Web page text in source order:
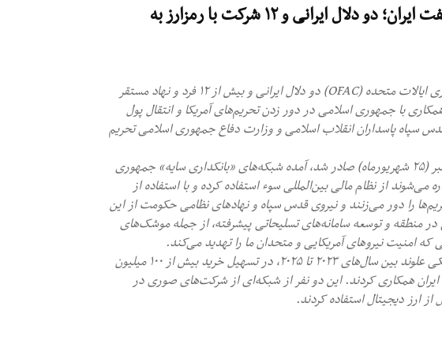
تحریم یک شبکه بزرگ مالی فروش نفت ایران؛ دو دلال ایرانی و ۱۲ شرکت با رمزارز به
-دفتر کنترل دارایی‌های خارجی وزارت خزانه‌داری ایالات متحده (OFAC) دو دلال ایرانی و بیش از ۱۲ فرد و نهاد مستقر
با جمهوری اسلامی در دور زدن تحریم‌های آمریکا و انتقال پول
سپاه پاسداران انقلاب اسلامی و وزارت دفاع جمهوری اسلامی تحریم
-در بیانیه وزارت خزانه‌داری آمریکا که ۱۶ سپتامبر (۲۵ شهریورماه) صادر شد، آمده شبکه‌های «بانکداری سایه» جمهوری
می‌شوند از نظام مالی بین‌المللی سوء استفاده کرده و با استفاده از
را دور می‌زنند و نیروی قدس سپاه و نهادهای نظامی حکومت از این
در منطقه و توسعه سامانه‌های تسلیحاتی پیشرفته، از جمله موشک‌های
که امنیت نیروهای آمریکایی و متحدان ما را تهدید می‌کند.
-بر اساس این بیانیه علیرضا درخشان و آرش استکی علوند بین سال‌های ۲۰۲۳ تا ۲۰۲۵، در تسهیل خرید بیش از ۱۰۰ میلیون
همکاری کردند. این دو نفر از شبکه‌ای از شرکت‌های صوری در
ارز دیجیتال استفاده کردند.